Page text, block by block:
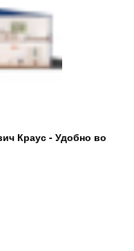
Краус - Удобно во